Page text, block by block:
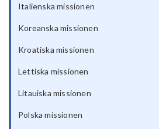
Italienska missionen
Koreanska missionen
Kroatiska missionen
Lettiska missionen
Litauiska missionen
Polska missionen